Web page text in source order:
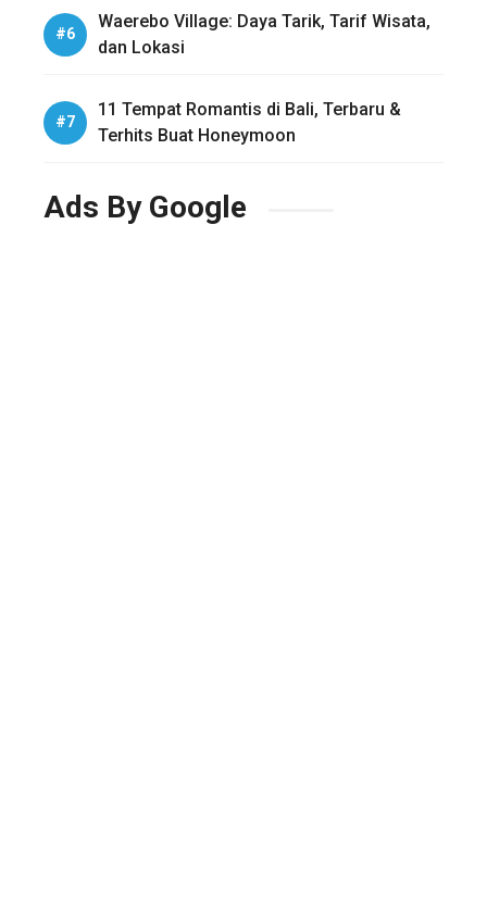
Waerebo Village: Daya Tarik, Tarif Wisata,
dan Lokasi
11 Tempat Romantis di Bali, Terbaru &
Terhits Buat Honeymoon
Ads By Google